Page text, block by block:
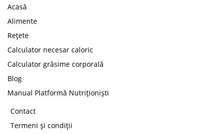
Acasă
Alimente
Rețete
Calculator necesar caloric
Calculator grăsime corporală
Blog
Manual Platformă Nutriționiști
Contact
Termeni și condiții